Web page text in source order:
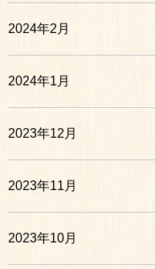
2024年2月
2024年1月
2023年12月
2023年11月
2023年10月